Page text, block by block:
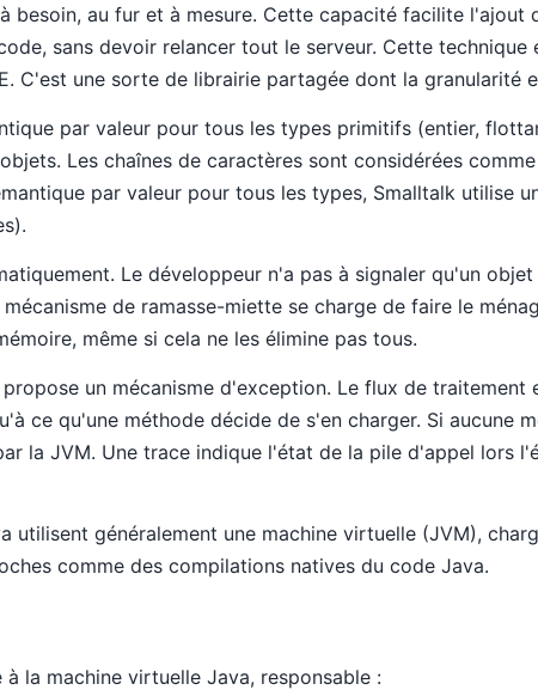
besoin, au fur et à mesure. Cette capacité facilite l'ajout
sans devoir relancer tout le serveur. Cette technique
C'est une sorte de librairie partagée dont la granularité
par valeur pour tous les types primitifs (entier,
Les chaînes de caractères sont considérées
par valeur pour tous les types, Smalltalk utilise
Le développeur n'a pas à signaler qu'un
de ramasse-miette se charge de faire le
même si cela ne les élimine pas tous.
un mécanisme d'exception. Le flux de traitement
ce qu'une méthode décide de s'en charger. Si aucune
la JVM. Une trace indique l'état de la pile d'appel lors
utilisent généralement une machine virtuelle (JVM),
comme des compilations natives du code Java.
la machine virtuelle Java, responsable :